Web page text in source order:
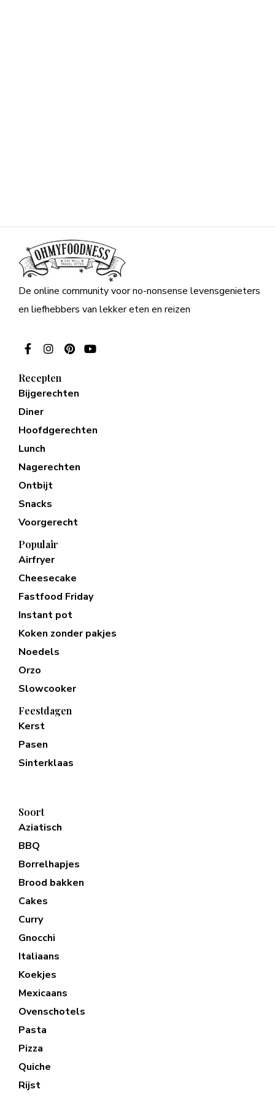
De online community voor no-nonsense levensgenieters
en liefhebbers van lekker eten en reizen
Recepten
Bijgerechten
Diner
Hoofdgerechten
Lunch
Nagerechten
Ontbijt
Snacks
Voorgerecht
Populair
Airfryer
Cheesecake
Fastfood Friday
Instant pot
Koken zonder pakjes
Noedels
Orzo
Slowcooker
Feestdagen
Kerst
Pasen
Sinterklaas
Soort
Aziatisch
BBQ
Borrelhapjes
Brood bakken
Cakes
Curry
Gnocchi
Italiaans
Koekjes
Mexicaans
Ovenschotels
Pasta
Pizza
Quiche
Rijst